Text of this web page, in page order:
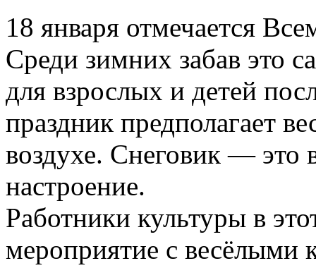
18 января отмечается
Среди зимних забав это
для взрослых и детей
праздник предполагает
воздухе. Снеговик — это
настроение.
Работники культуры в
мероприятие с весёлыми